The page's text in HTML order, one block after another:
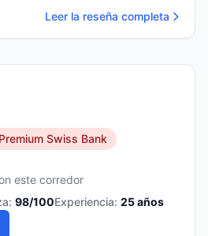
Leer la reseña completa
Premium Swiss Bank
este corredor
98/100Experiencia: 25años